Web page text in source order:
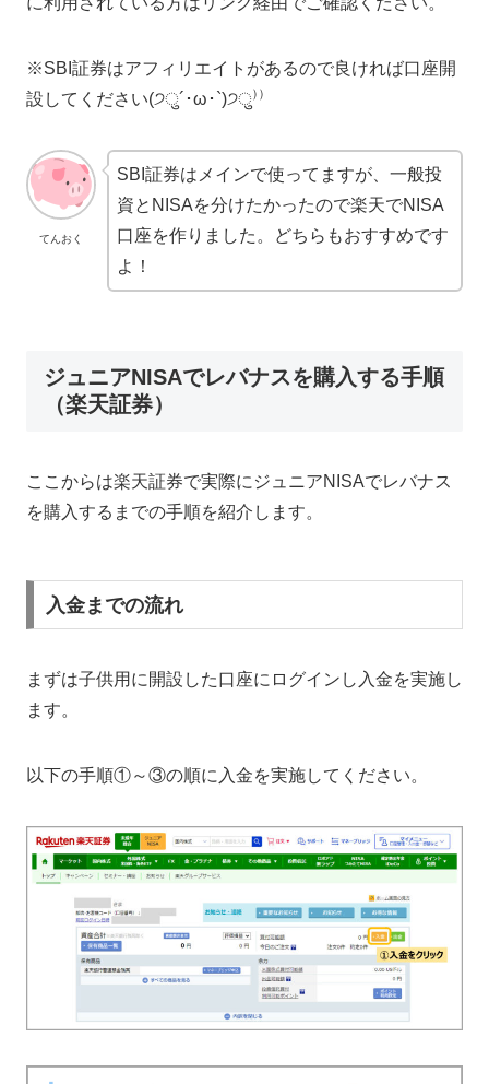
※SBI証券はアフィリエイトがあるので良ければ口座開
設してください(੭ु´･ω･`)੭ु⁾⁾
てんおく
SBI証券はメインで使ってますが、一般投
資とNISAを分けたかったので楽天でNISA
口座を作りました。どちらもおすすめです
よ！
ジュニアNISAでレバナスを購入する手順
（楽天証券）
ここからは楽天証券で実際にジュニアNISAでレバナス
を購入するまでの手順を紹介します。
入金までの流れ
まずは子供用に開設した口座にログインし入金を実施し
ます。
以下の手順①～③の順に入金を実施してください。